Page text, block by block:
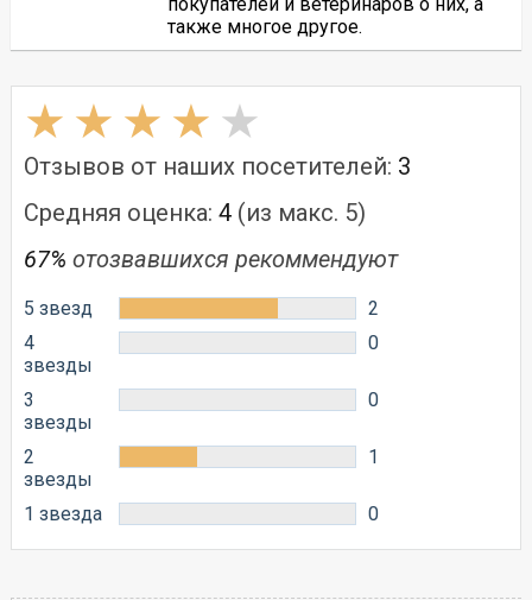
также многое другое.
Отзывов от наших посетителей: 3
Средняя оценка: 4(из макс. 5)
67% отозвавшихся рекоммендуют
5 звезд
2
4
звезды
0
3
звезды
0
2
звезды
1
1 звезда 0